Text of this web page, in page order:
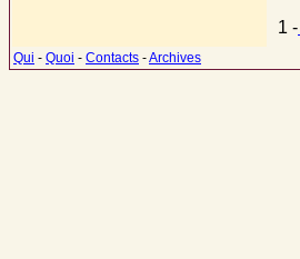
1 -
Qui - Quoi - Contacts -Archives